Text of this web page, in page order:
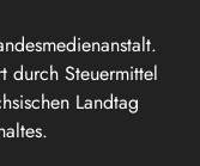
durch Steuermittel
Landtag